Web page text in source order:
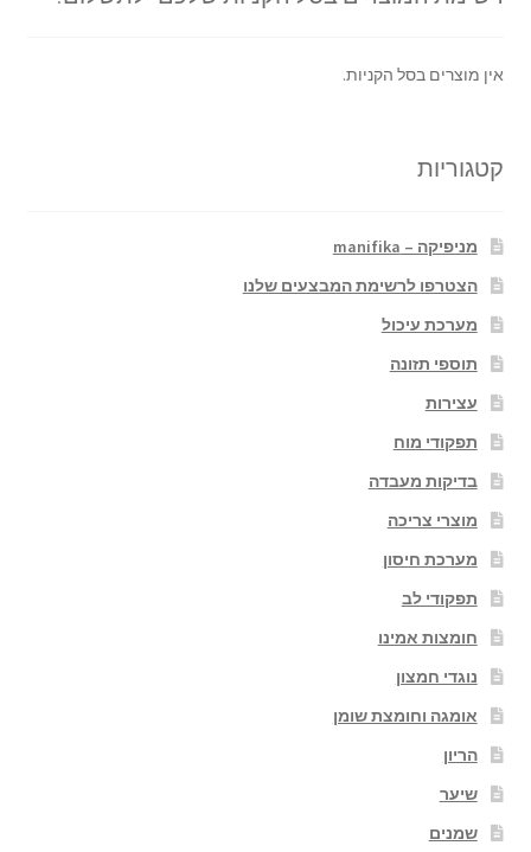
אין מוצרים בסל הקניות.
קטגוריות
מניפיקה – manifika
הצטרפו לרשימת המבצעים שלנו
מערכת עיכול
תוספי תזונה
עצירות
תפקודי מוח
בדיקות מעבדה
מוצרי צריכה
מערכת חיסון
תפקודי לב
חומצות אמינו
נוגדי חמצון
אומגה וחומצת שומן
הריון
שיער
שמנים